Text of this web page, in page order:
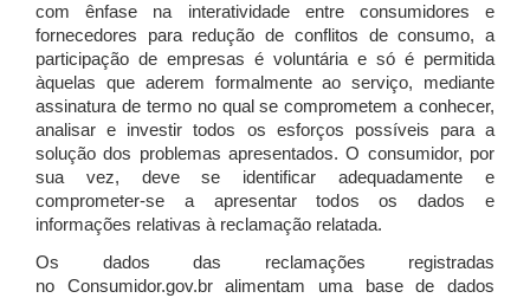
com ênfase na interatividade entre consumidores e
fornecedores para redução de conflitos de consumo, a
participação de empresas é voluntária e só é permitida
àquelas que aderem formalmente ao serviço, mediante
assinatura de termo no qual se comprometem a conhecer,
analisar e investir todos os esforços possíveis para a
solução dos problemas apresentados. O consumidor, por
sua vez, deve se identificar adequadamente e
comprometer-se a apresentar todos os dados e
informações relativas à reclamação relatada.
Os dados das reclamações registradas
no Consumidor.gov.br alimentam uma base de dados